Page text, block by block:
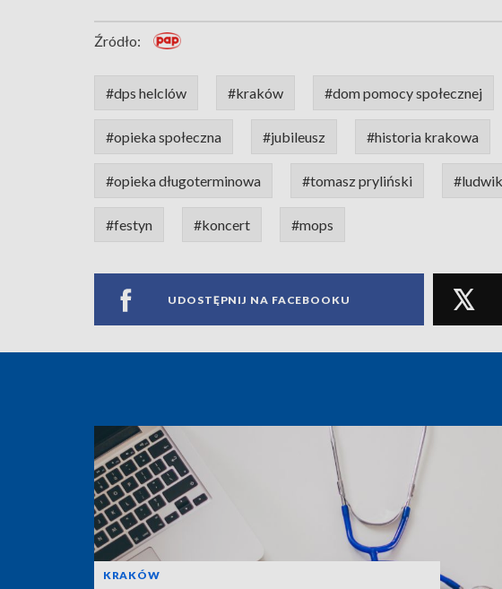
Źródło:
#dps helclów #kraków #dom pomocy społecznej
#opieka społeczna #jubileusz #historia krakowa
#opieka długoterminowa #tomasz pryliński
#festyn #koncert #mops
UDOSTĘPNIJ NA FACEBOOKU
KRAKÓW